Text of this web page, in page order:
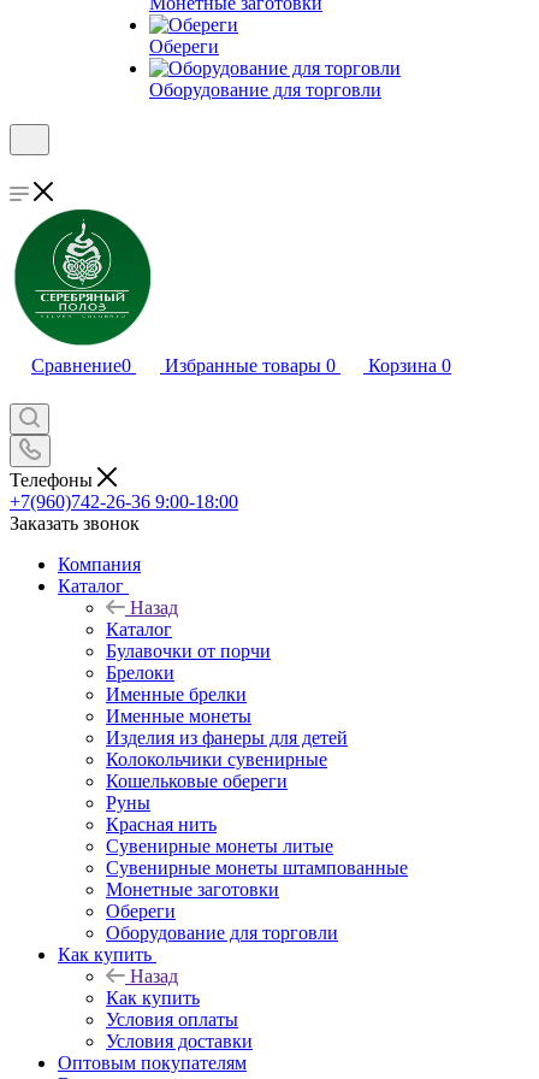
Обереги
Оборудование для торговли
Сравнение0 Избранные товары 0 Корзина 0
Телефоны
+7(960)742-26-36 9:00-18:00
Заказать звонок
Компания
Каталог
Назад
Каталог
Булавочки от порчи
Брелоки
Именные брелки
Именные монеты
Изделия из фанеры для детей
Колокольчики сувенирные
Кошельковые обереги
Руны
Красная нить
Сувенирные монеты литые
Сувенирные монеты штампованные
Монетные заготовки
Обереги
Оборудование для торговли
Как купить
Назад
Как купить
Условия оплаты
Условия доставки
Оптовым покупателям